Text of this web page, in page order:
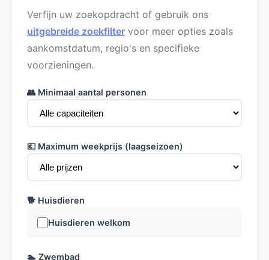
Verfijn uw zoekopdracht of gebruik ons
uitgebreide zoekfilter voor meer opties zoals
aankomstdatum, regio's en specifieke
voorzieningen.
👥 Minimaal aantal personen
💶 Maximum weekprijs (laagseizoen)
🐕 Huisdieren
Huisdieren welkom
🏊 Zwembad